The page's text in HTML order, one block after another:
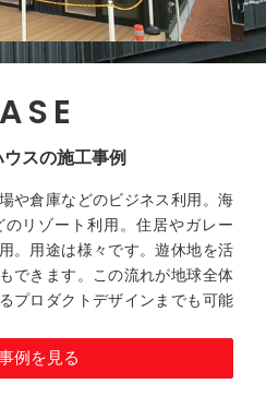
スの施工事例
や倉庫などのビジネス利用。海
リゾート利用。住居やガレー
。用途は様々です。遊休地を活
できます。この流れが地球全体
プロダクトデザインまでも可能
例を見る